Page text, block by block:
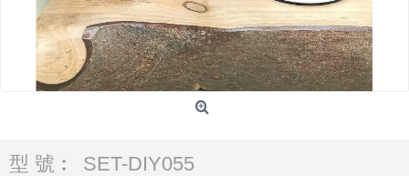
型 號︰
SET-DIY055